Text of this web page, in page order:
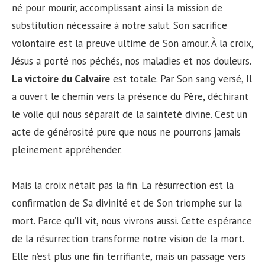
né pour mourir, accomplissant ainsi la mission de
substitution nécessaire à notre salut. Son sacrifice
volontaire est la preuve ultime de Son amour. À la croix,
Jésus a porté nos péchés, nos maladies et nos douleurs.
La victoire du Calvaire est totale. Par Son sang versé, Il
a ouvert le chemin vers la présence du Père, déchirant
le voile qui nous séparait de la sainteté divine. C’est un
acte de générosité pure que nous ne pourrons jamais
pleinement appréhender.
Mais la croix n’était pas la fin. La résurrection est la
confirmation de Sa divinité et de Son triomphe sur la
mort. Parce qu’Il vit, nous vivrons aussi. Cette espérance
de la résurrection transforme notre vision de la mort.
Elle n’est plus une fin terrifiante, mais un passage vers